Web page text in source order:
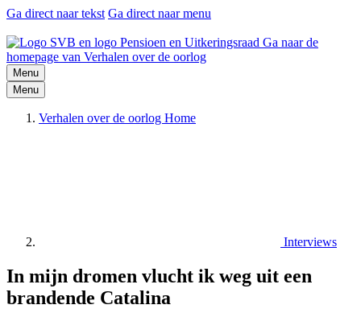
Ga direct naar tekst Ga direct naar menu
Ga naar de
homepage van Verhalen over de oorlog
Menu
Menu
Verhalen over de oorlog Home
Interviews
In mijn dromen vlucht ik weg uit een
brandende Catalina